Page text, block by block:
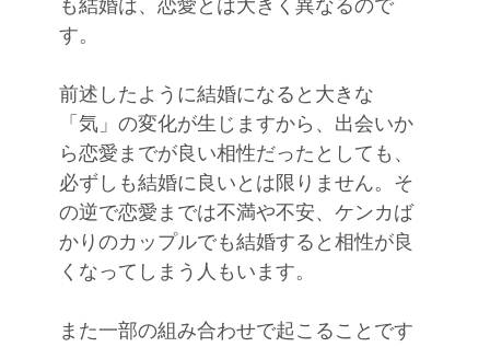
も結婚は、恋愛とは大きく異なるので
す。
前述したように結婚になると大きな
「気」の変化が生じますから、出会いか
ら恋愛までが良い相性だったとしても、
必ずしも結婚に良いとは限りません。そ
の逆で恋愛までは不満や不安、ケンカば
かりのカップルでも結婚すると相性が良
くなってしまう人もいます。
また一部の組み合わせで起こることです